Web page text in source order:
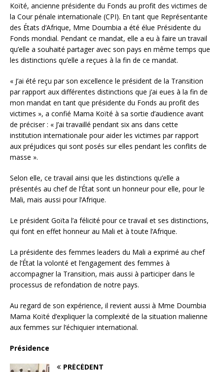
Koïté, ancienne présidente du Fonds au profit des victimes de
la Cour pénale internationale (CPI). En tant que Représentante
des États d’Afrique, Mme Doumbia a été élue Présidente du
Fonds mondial. Pendant ce mandat, elle a eu à faire un travail
qu’elle a souhaité partager avec son pays en même temps que
les distinctions qu’elle a reçues à la fin de ce mandat.
« J’ai été reçu par son excellence le président de la Transition
par rapport aux différentes distinctions que j’ai eues à la fin de
mon mandat en tant que présidente du Fonds au profit des
victimes », a confié Mama Koïté à sa sortie d’audience avant
de préciser : « J’ai travaillé pendant six ans dans cette
institution internationale pour aider les victimes par rapport
aux préjudices qui sont posés sur elles pendant les conflits de
masse ».
Selon elle, ce travail ainsi que les distinctions qu’elle a
présentés au chef de l’État sont un honneur pour elle, pour le
Mali, mais aussi pour l’Afrique.
Le président Goïta l’a félicité pour ce travail et ses distinctions,
qui font en effet honneur au Mali et à toute l’Afrique.
La présidente des femmes leaders du Mali a exprimé au chef
de l’État la volonté et l’engagement des femmes à
accompagner la Transition, mais aussi à participer dans le
processus de refondation de notre pays.
Au regard de son expérience, il revient aussi à Mme Doumbia
Mama Koïté d’expliquer la complexité de la situation malienne
aux femmes sur l’échiquier international.
Présidence
PRÉCÉDENT